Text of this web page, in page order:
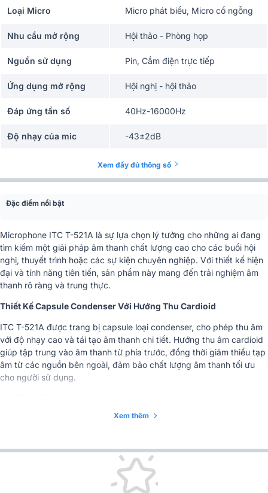
Loại Micro Micro phát biểu, Micro cổ ngỗng
Nhu cầu mở rộng Hội thảo - Phòng họp
Nguồn sử dụng Pin, Cắm điện trực tiếp
Ứng dụng mở rộng Hội nghị - hội thảo
Đáp ứng tần số 40Hz-16000Hz
Độ nhạy của mic -43±2dB
Độ nhạy khúc dạo đầu -50dB±2dB
chuông
Kích thước 148x124x485 mm
Trọng lượng 1,4kg
Nhập khẩu & Phân
phối
CÔNG TY TNHH CK AUDIO
Xem đầy đủ thông số
Đặc điểm nổi bật
Microphone ITC T-521A là sự lựa chọn lý tưởng cho những ai đang
tìm kiếm một giải pháp âm thanh chất lượng cao cho các buổi hội
nghị, thuyết trình hoặc các sự kiện chuyên nghiệp. Với thiết kế hiện
đại và tính năng tiên tiến, sản phẩm này mang đến trải nghiệm âm
thanh rõ ràng và trung thực.
Thiết Kế Capsule Condenser Với Hướng Thu Cardioid
ITC T-521A được trang bị capsule loại condenser, cho phép thu âm
với độ nhạy cao và tái tạo âm thanh chi tiết. Hướng thu âm cardioid
giúp tập trung vào âm thanh từ phía trước, đồng thời giảm thiểu tạp
âm từ các nguồn bên ngoài, đảm bảo chất lượng âm thanh tối ưu
cho người sử dụng.
Với dải tần số đáp ứng từ 40Hz đến 16kHz, ITC T-521A mang lại âm
khi âm thanh phát ra từ khoảng cách xa.
Chức Năng Nhạc Dạo Đầu Với Độ Nhạy Cao
Xem thêm